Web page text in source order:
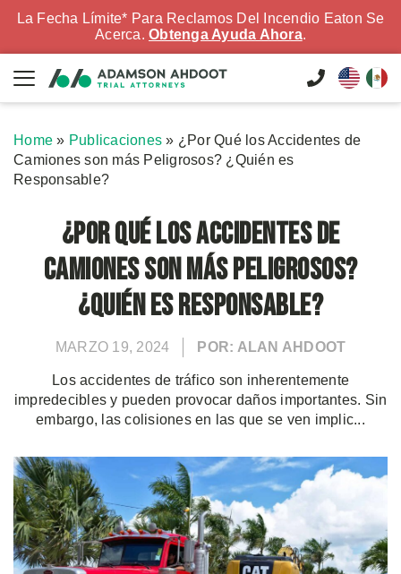
La Fecha Límite* Para Reclamos Del Incendio Eaton Se
Acerca. Obtenga Ayuda Ahora.
Home » Publicaciones » ¿Por Qué los Accidentes de
Camiones son más Peligrosos? ¿Quién es
Responsable?
¿Por Qué los Accidentes de
Camiones son más Peligrosos?
¿Quién es Responsable?
MARZO 19, 2024 POR: ALAN AHDOOT
Los accidentes de tráfico son inherentemente
impredecibles y pueden provocar daños importantes. Sin
embargo, las colisiones en las que se ven implic...